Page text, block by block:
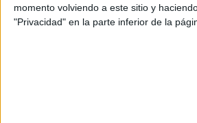
momento volviendo a este sitio y
"Privacidad" en la parte inferior de la
Aceptolos Términos y Condiciones